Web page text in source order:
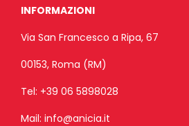
INFORMAZIONI
Via San Francesco a Ripa, 67
00153, Roma (RM)
Tel: +39 06 5898028
Mail: info@anicia.it